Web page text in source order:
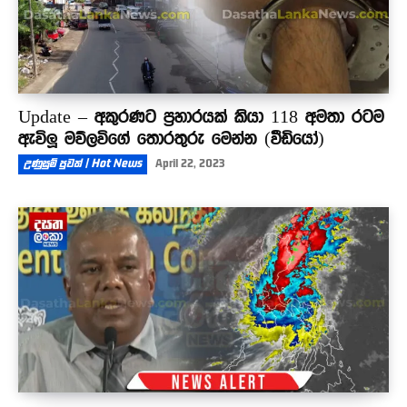
Update – අකුරණට ප්‍රහාරයක් කියා 118 අමතා රටම
ඇවිලූ මව්ලවිගේ තොරතුරු මෙන්න (වීඩියෝ)
උණුසුම් පුවත් | Hot News April 22, 2023